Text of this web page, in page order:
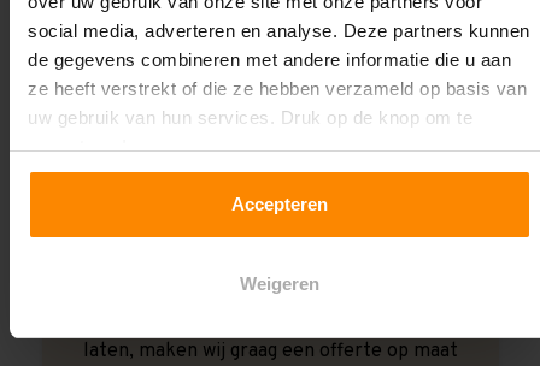
social media, adverteren en analyse. Deze partners kunnen
de gegevens combineren met andere informatie die u aan
ze heeft verstrekt of die ze hebben verzameld op basis van
uw gebruik van hun services. Druk op de knop om te
accepteren!
Accepteren
Weigeren
laten, maken wij graag een offerte op maat